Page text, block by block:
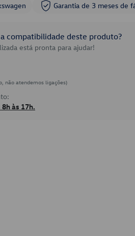
Garantia de 3 meses de
compatibilidade deste produto?
está pronta para ajudar!
não atendemos ligações)
às 17h.